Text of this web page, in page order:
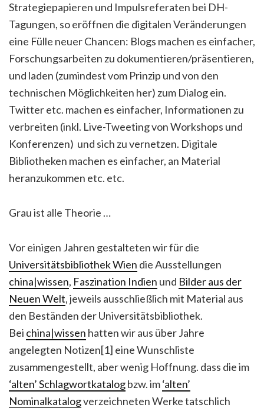
Strategiepapieren und Impulsreferaten bei DH-
Tagungen, so eröffnen die digitalen Veränderungen
eine Fülle neuer Chancen: Blogs machen es einfacher,
Forschungsarbeiten zu dokumentieren/präsentieren,
und laden (zumindest vom Prinzip und von den
technischen Möglichkeiten her) zum Dialog ein.
Twitter etc. machen es einfacher, Informationen zu
verbreiten (inkl. Live-Tweeting von Workshops und
Konferenzen) und sich zu vernetzen. Digitale
Bibliotheken machen es einfacher, an Material
heranzukommen etc. etc.
Grau ist alle Theorie …
Vor einigen Jahren gestalteten wir für die
Universitätsbibliothek Wien die Ausstellungen
china|wissen, Faszination Indien und Bilder aus der
Neuen Welt, jeweils ausschließlich mit Material aus
den Beständen der Universitätsbibliothek.
Bei china|wissen hatten wir aus über Jahre
angelegten Notizen[1] eine Wunschliste
zusammengestellt, aber wenig Hoffnung. dass die im
‘alten’ Schlagwortkatalogbzw. im‘alten’
Nominalkatalogverzeichneten Werke tatschlich